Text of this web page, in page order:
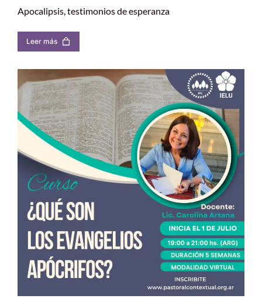
Apocalipsis, testimonios de esperanza
Leer más